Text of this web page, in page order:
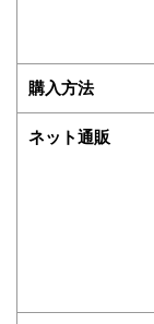
購入方法
ネット通販